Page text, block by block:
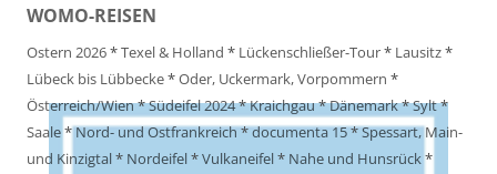
WOMO-REISEN
Ostern 2026*Texel & Holland * Lückenschließer-Tour* Lausitz*
Lübeck bis Lübbecke*Oder, Uckermark, Vorpommern *
Österreich/Wien*Südeifel 2024*Kraichgau*Dänemark*Sylt*
Saale*Nord- und Ostfrankreich*documenta 15*Spessart, Main-
und Kinzigtal* Nordeifel*Vulkaneifel* Nahe und Hunsrück*